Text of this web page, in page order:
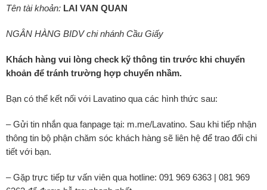
Tên tài khoản: LAI VAN QUAN
NGÂN HÀNG BIDV chi nhánh Cầu Giấy
Khách hàng vui lòng check kỹ thông tin trước khi chuyển
khoản để tránh trường hợp chuyển nhầm.
Bạn có thể kết nối với Lavatino qua các hình thức sau:
– Gửi tin nhắn qua fanpage tại: m.me/Lavatino. Sau khi tiếp nhận
thông tin bộ phận chăm sóc khách hàng sẽ liên hệ để trao đổi chi
tiết với bạn.
– Gặp trực tiếp tư vấn viên qua hotline: 091 969 6363 | 081 969